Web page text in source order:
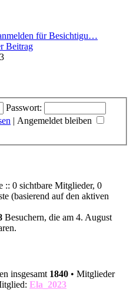
für Besichtigu…
Beitrag
Passwort:
| Angemeldet bleiben
:: 0 sichtbare Mitglieder, 0
(basierend auf den aktiven
Besuchern, die am 4. August
insgesamt 1840 • Mitglieder
Ela_2023